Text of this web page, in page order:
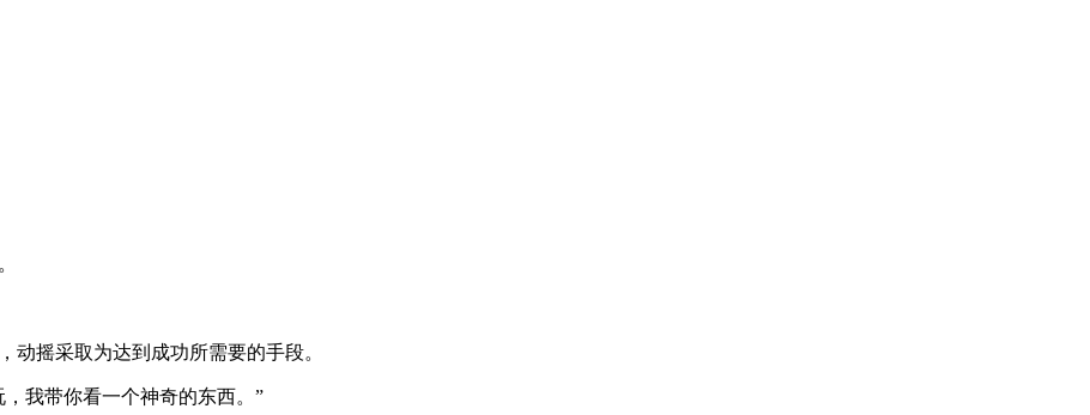
动摇采取为达到成功所需要的手段。
我带你看一个神奇的东西。”